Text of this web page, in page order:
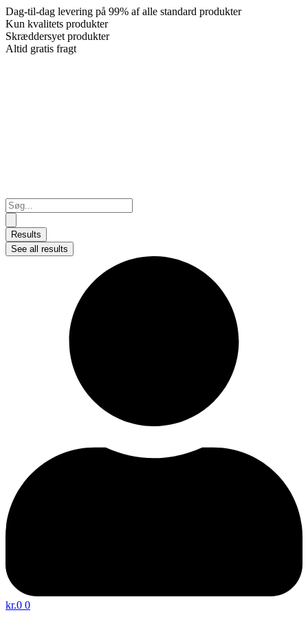
Dag-til-dag levering på 99% af alle standard produkter
Kun kvalitets produkter
Skræddersyet produkter
Altid gratis fragt
Search
...
Results
See all results
kr.0 0